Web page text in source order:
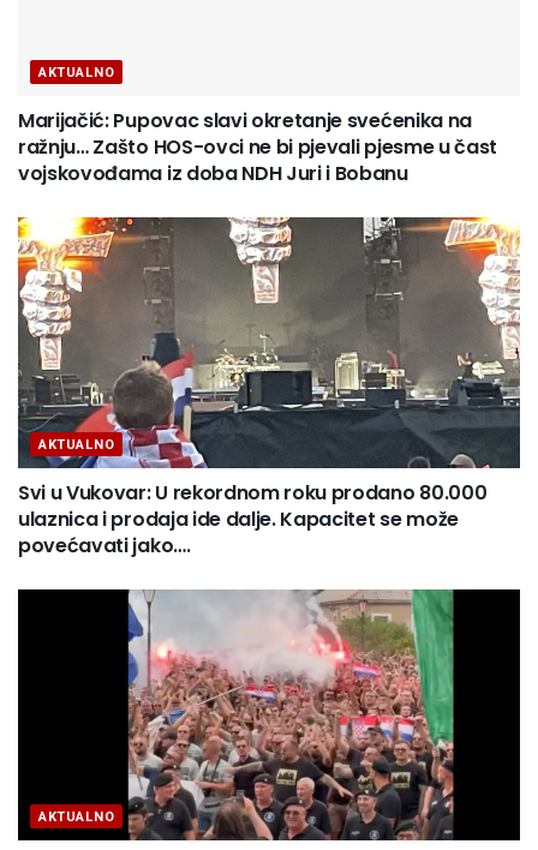
AKTUALNO
Marijačić: Pupovac slavi okretanje svećenika na
ražnju… Zašto HOS-ovci ne bi pjevali pjesme u čast
vojskovođama iz doba NDH Juri i Bobanu
AKTUALNO
Svi u Vukovar: U rekordnom roku prodano 80.000
ulaznica i prodaja ide dalje. Kapacitet se može
povećavati jako….
AKTUALNO